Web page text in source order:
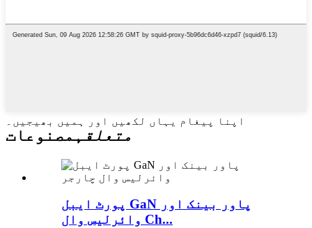
اپنا پیغام یہاں لکھیں اور ہمیں بھیجیں۔
متعلقہمصنوعات
پورٹ ایبل GaN پاور بینک اور
وائرلیس وال Ch...